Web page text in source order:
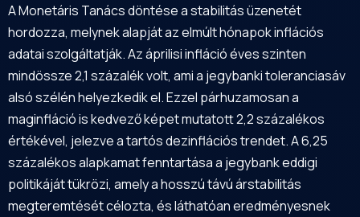
A Monetáris Tanács döntése a stabilitás üzenetét
hordozza, melynek alapját az elmúlt hónapok inflációs
adatai szolgáltatják. Az áprilisi infláció éves szinten
mindössze 2,1 százalék volt, ami a jegybanki toleranciasáv
alsó szélén helyezkedik el. Ezzel párhuzamosan a
maginfláció is kedvező képet mutatott 2,2 százalékos
értékével, jelezve a tartós dezinflációs trendet. A 6,25
százalékos alapkamat fenntartása a jegybank eddigi
politikáját tükrözi, amely a hosszú távú árstabilitás
megteremtését célozta, és láthatóan eredményesnek